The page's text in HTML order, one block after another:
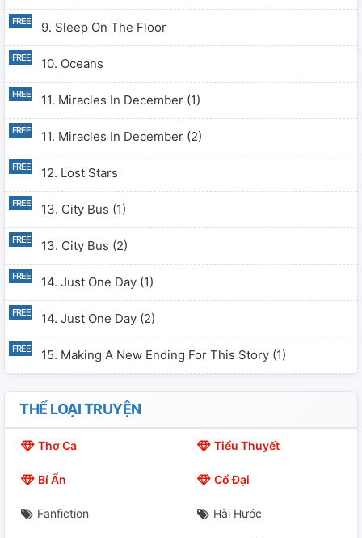
9. Sleep On The Floor
10. Oceans
11. Miracles In December (1)
11. Miracles In December (2)
12. Lost Stars
13. City Bus (1)
13. City Bus (2)
14. Just One Day (1)
14. Just One Day (2)
15. Making A New Ending For This Story (1)
15. Making A New Ending For This Story (2)
15. Making A New Ending For This Story (3)
THỂ LOẠI TRUYỆN
Thơ Ca Tiểu Thuyết
Bí Ẩn Cổ Đại
Fanfiction Hài Hước